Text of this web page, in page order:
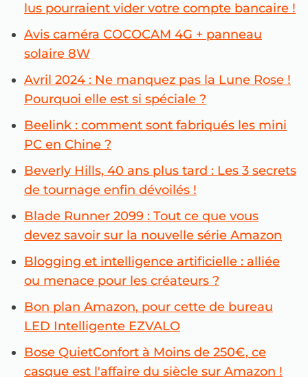
lus pourraient vider votre compte bancaire !
Avis caméra COCOCAM 4G + panneau
solaire 8W
Avril 2024 : Ne manquez pas la Lune Rose !
Pourquoi elle est si spéciale ?
Beelink : comment sont fabriqués les mini
PC en Chine ?
Beverly Hills, 40 ans plus tard : Les 3 secrets
de tournage enfin dévoilés !
Blade Runner 2099 : Tout ce que vous
devez savoir sur la nouvelle série Amazon
Blogging et intelligence artificielle : alliée
ou menace pour les créateurs ?
Bon plan Amazon, pour cette de bureau
LED Intelligente EZVALO
Bose QuietConfort à Moins de 250€, ce
casque est l'affaire du siècle sur Amazon !